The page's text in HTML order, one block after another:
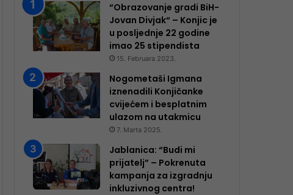
“Obrazovanje gradi BiH-
Jovan Divjak“ – Konjic je
u posljednje 22 godine
imao 25 ​​stipendista
15. Februara 2023.
Nogometaši Igmana
iznenadili Konjičanke
cvijećem i besplatnim
ulazom na utakmicu
7. Marta 2025.
Jablanica: “Budi mi
prijatelj” – Pokrenuta
kampanja za izgradnju
inkluzivnog centra!